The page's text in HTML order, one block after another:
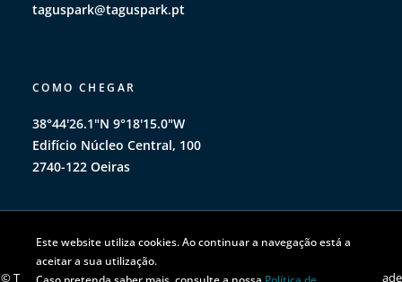
taguspark@taguspark.pt
COMO CHEGAR
38°44'26.1"N 9°18'15.0"W
Edifício Núcleo Central, 100
2740-122 Oeiras
© TAGUSPARK 2026 | Todos os direitos reservados |Política de privacidade
Este website utiliza cookies. Ao continuar a navegação está a
aceitar a sua utilização.